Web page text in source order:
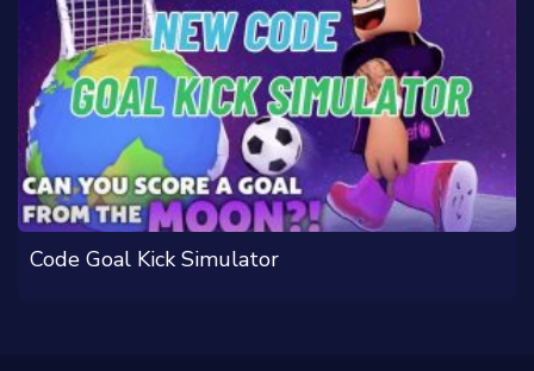
Code Goal Kick Simulator